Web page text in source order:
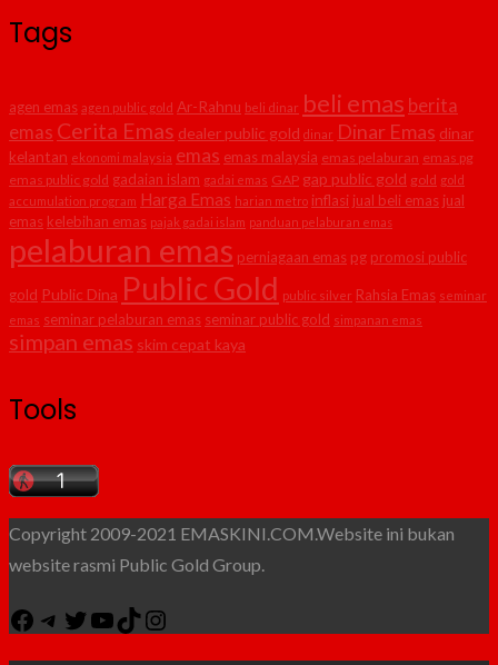
Tags
agen emas agen public gold Ar-Rahnu beli dinar beli emas berita
emas Cerita Emas dealer public gold dinar Dinar Emas dinar
kelantan ekonomi malaysia emas emas malaysia emas pelaburan emas pg
emas public gold gadaian islam gadai emas GAP gap public gold gold gold
accumulation program Harga Emas harian metro inflasi jual beli emas jual
emas kelebihan emas pajak gadai islam panduan pelaburan emas
pelaburan emas perniagaan emas pg promosi public
gold Public Dina Public Gold public silver Rahsia Emas seminar
emas seminar pelaburan emas seminar public gold simpanan emas
simpan emas skim cepat kaya
Tools
Copyright 2009-2021 EMASKINI.COM.Website ini bukan
website rasmi Public Gold Group.
Facebook
Telegram
Twitter
YouTube
TikTok
Instagram